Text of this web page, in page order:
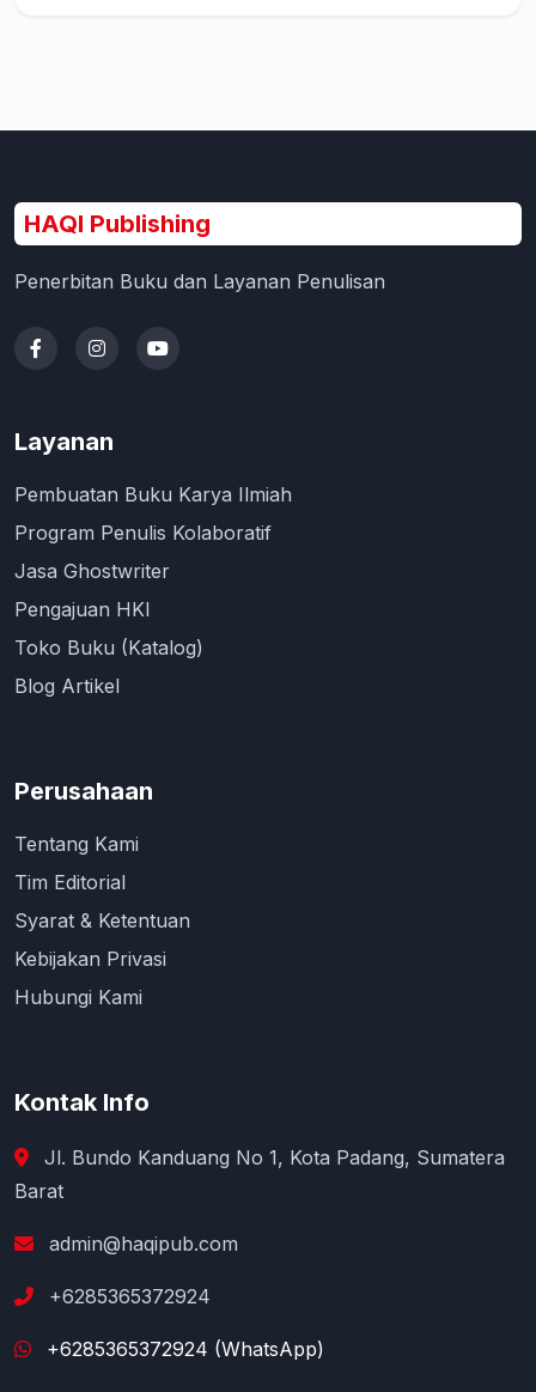
HAQI Publishing
Penerbitan Buku dan Layanan Penulisan
Layanan
Pembuatan Buku Karya Ilmiah
Program Penulis Kolaboratif
Jasa Ghostwriter
Pengajuan HKI
Toko Buku (Katalog)
Blog Artikel
Perusahaan
Tentang Kami
Tim Editorial
Syarat & Ketentuan
Kebijakan Privasi
Hubungi Kami
Kontak Info
Jl. Bundo Kanduang No 1, Kota Padang, Sumatera
Barat
admin@haqipub.com
+6285365372924
+6285365372924 (WhatsApp)